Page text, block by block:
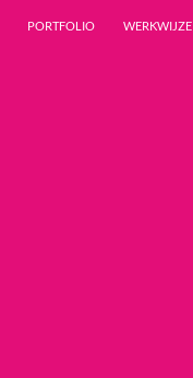
PORTFOLIO WERKWIJZE